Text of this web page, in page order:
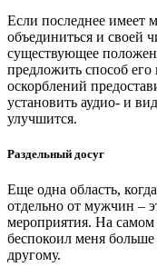
Если последнее
объединиться и своей
существующее
предложить способ
оскорблений
установить аудио- и
улучшится.
Раздельный досуг
Еще одна область,
отдельно от мужчин –
мероприятия. На самом
беспокоил меня больше
другому.